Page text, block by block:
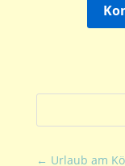
← Urlaub am